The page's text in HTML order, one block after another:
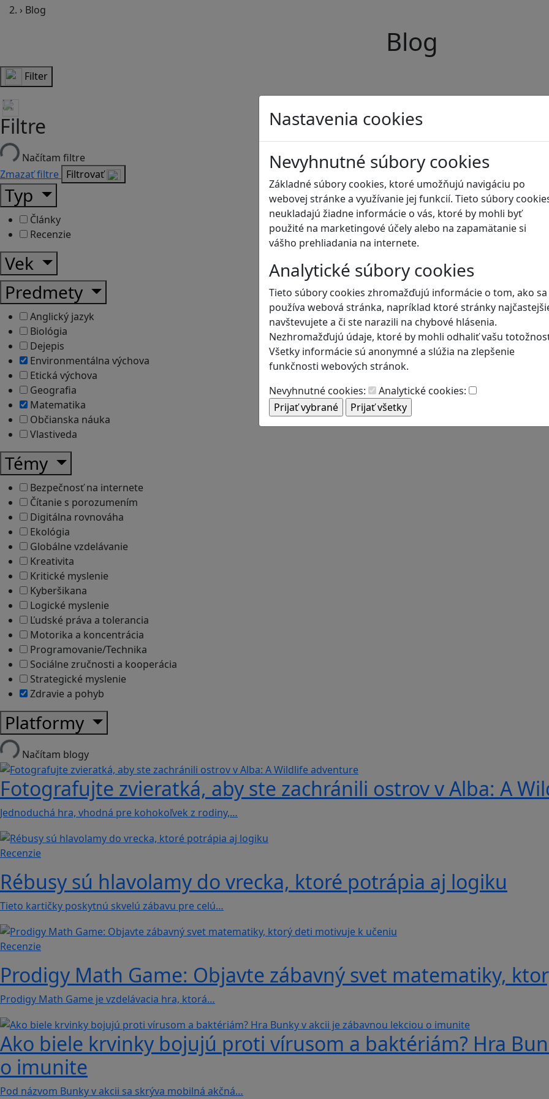
Nastavenia cookies
Nevyhnutné súbory cookies
Základné súbory cookies, ktoré umožňujú navigáciu po
webovej stránke a využívanie jej funkcií. Tieto súbory
neukladajú žiadne informácie o vás, ktoré by mohli byť
použité na marketingové účely alebo na zapamätanie si
vášho prehliadania na internete.
Analytické súbory cookies
Tieto súbory cookies zhromažďujú informácie o tom, ako sa
používa webová stránka, napríklad ktoré stránky
navštevujete a či ste narazili na chybové hlásenia.
Nezhromažďujú údaje, ktoré by mohli odhaliť vašu
Všetky informácie sú anonymné a slúžia na zlepšenie
funkčnosti webových stránok.
Nevyhnutné cookies:
Analytické cookies:
› Blog
Blog
Filter
Filtre
Načítam filtre
Zmazať filtre Filtrovať
Typ
Články
Recenzie
Vek
Predmety
Anglický jazyk
Biológia
Dejepis
Environmentálna výchova
Etická výchova
Geografia
Matematika
Občianska náuka
Vlastiveda
Témy
Bezpečnosť na internete
Čítanie s porozumením
Digitálna rovnováha
Ekológia
Globálne vzdelávanie
Kreativita
Kritické myslenie
Kyberšikana
Logické myslenie
Ľudské práva a tolerancia
Motorika a koncentrácia
Programovanie/Technika
Sociálne zručnosti a kooperácia
Strategické myslenie
Zdravie a pohyb
Platformy
Načítam blogy
Fotografujte zvieratká, aby ste zachránili ostrov v Alba: A
Jednoduchá hra, vhodná pre kohokoľvek z rodiny,…
Recenzie
Rébusy sú hlavolamy do vrecka, ktoré potrápia aj logiku
Tieto kartičky poskytnú skvelú zábavu pre celú…
Recenzie
Prodigy Math Game: Objavte zábavný svet matematiky,
Prodigy Math Game je vzdelávacia hra, ktorá…
Ako biele krvinky bojujú proti vírusom a baktériám? Hra
o imunite
Pod názvom Bunky v akcii sa skrýva mobilná akčná…